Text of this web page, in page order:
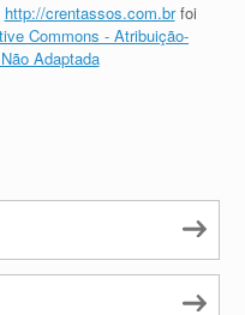
http://crentassos.com.brfoi
Commons - Atribuição-
Adaptada